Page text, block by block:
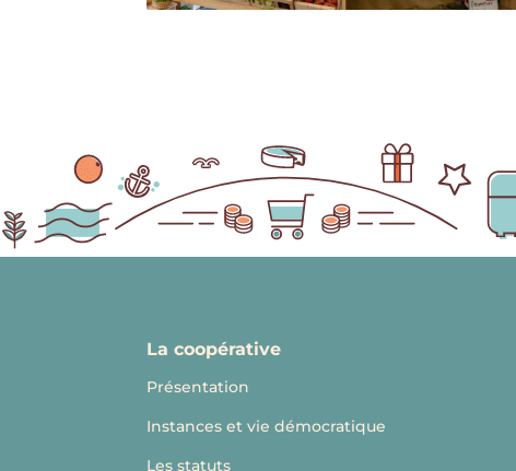
La coopérative
Présentation
Instances et vie démocratique
Les statuts